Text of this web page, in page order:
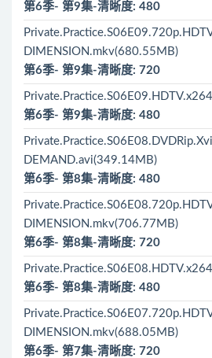
第6季- 第9集-清晰度: 480
DIMENSION.mkv(680.55MB)
第6季- 第9集-清晰度: 720
第6季- 第9集-清晰度: 480
DEMAND.avi(349.14MB)
第6季- 第8集-清晰度: 480
DIMENSION.mkv(706.77MB)
第6季- 第8集-清晰度: 720
第6季- 第8集-清晰度: 480
DIMENSION.mkv(688.05MB)
第6季- 第7集-清晰度: 720